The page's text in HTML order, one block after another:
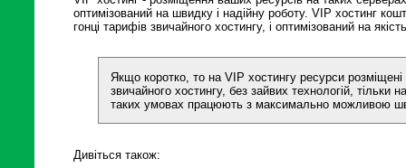
оптимізований на швидку і надійну роботу. VIP хостинг
гонці тарифів звичайного хостингу, і оптимізований на
Якщо коротко, то на VIP хостингу ресурси розміщені
звичайного хостингу, без зайвих технологій, тільки
таких умовах працюють з максимально можливою
Дивіться також: